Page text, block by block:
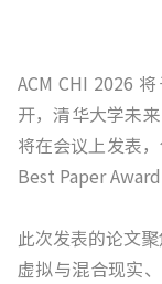
ACM CHI 2026
开，清华大学未
将在会议上发表
Best Paper Award
此次发表的论文
虚拟与混合现实